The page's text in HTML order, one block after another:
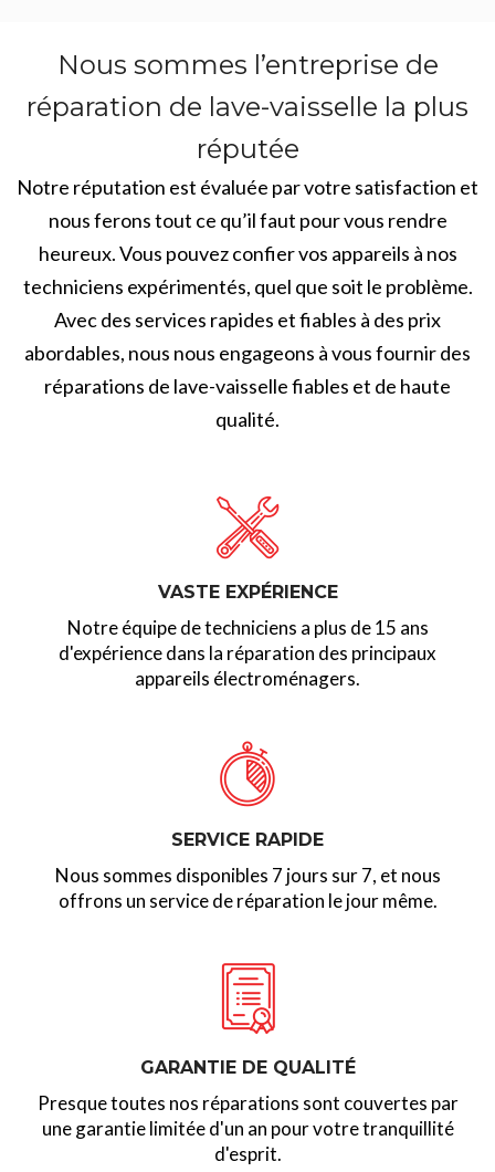
Nous sommes l’entreprise de
réparation de lave-vaisselle la plus
réputée
Notre réputation est évaluée par votre satisfaction et
nous ferons tout ce qu’il faut pour vous rendre
heureux. Vous pouvez confier vos appareils à nos
techniciens expérimentés, quel que soit le problème.
Avec des services rapides et fiables à des prix
abordables, nous nous engageons à vous fournir des
réparations de lave-vaisselle fiables et de haute
qualité.
VASTE EXPÉRIENCE
Notre équipe de techniciens a plus de 15 ans
d'expérience dans la réparation des principaux
appareils électroménagers.
SERVICE RAPIDE
Nous sommes disponibles 7 jours sur 7, et nous
offrons un service de réparation le jour même.
GARANTIE DE QUALITÉ
Presque toutes nos réparations sont couvertes par
une garantie limitée d'un an pour votre tranquillité
d'esprit.